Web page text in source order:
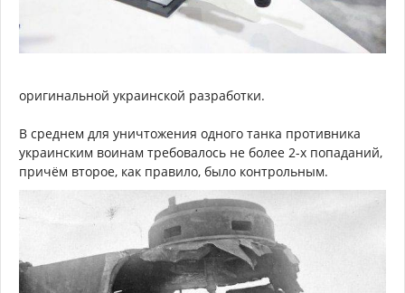
оригинальной украинской разработки.
В среднем для уничтожения одного танка противника
украинским воинам требовалось не более 2-х попаданий,
причём второе, как правило, было контрольным.